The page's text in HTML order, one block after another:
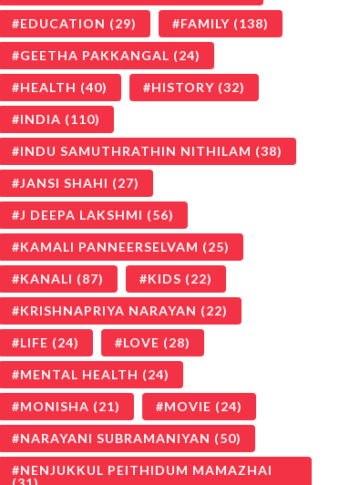
EDUCATION (29) FAMILY (138)
GEETHA PAKKANGAL (24)
HEALTH (40) HISTORY (32)
INDIA (110)
INDU SAMUTHRATHIN NITHILAM (38)
JANSI SHAHI (27)
J DEEPA LAKSHMI (56)
KAMALI PANNEERSELVAM (25)
KANALI (87) KIDS (22)
KRISHNAPRIYA NARAYAN (22)
LIFE (24) LOVE (28)
MENTAL HEALTH (24)
MONISHA (21) MOVIE (24)
NARAYANI SUBRAMANIYAN (50)
NENJUKKUL PEITHIDUM MAMAZHAI